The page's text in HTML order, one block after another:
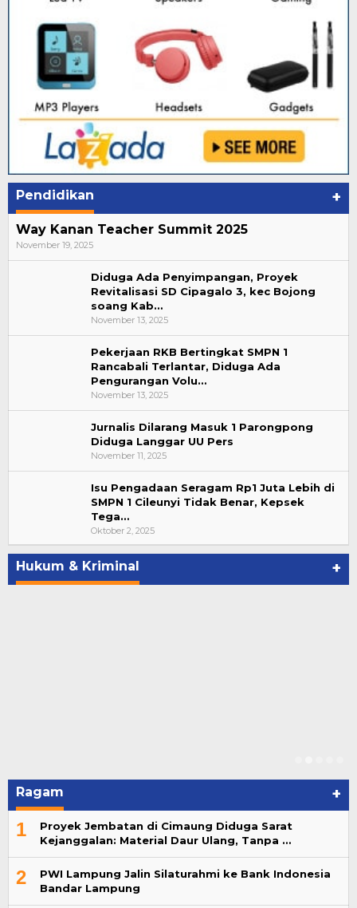
Pendidikan +
Way Kanan Teacher Summit 2025
November 19, 2025
Diduga Ada Penyimpangan, Proyek
Revitalisasi SD Cipagalo 3, kec Bojong
soang Kab…
November 13, 2025
Pekerjaan RKB Bertingkat SMPN 1
Rancabali Terlantar, Diduga Ada
Pengurangan Volu…
November 13, 2025
Jurnalis Dilarang Masuk 1 Parongpong
Diduga Langgar UU Pers
November 11, 2025
Isu Pengadaan Seragam Rp1 Juta Lebih di
SMPN 1 Cileunyi Tidak Benar, Kepsek
Tega…
Oktober 2, 2025
Hukum & Kriminal +
Reskrim Polsek Kandis Ringkus Pengedar
Narkotika Jenis Shabu, Pelaku dan Baran…
Di Hukum & Kriminal | September 27, 2025
Ragam +
1
Proyek Jembatan di Cimaung Diduga Sarat
Kejanggalan: Material Daur Ulang, Tanpa …
2
PWI Lampung Jalin Silaturahmi ke Bank Indonesia
Bandar Lampung